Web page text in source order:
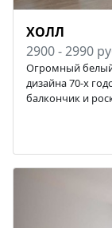
ХОЛЛ
2900 - 2990
Огромный белый
дизайна 70-х
балкончик и